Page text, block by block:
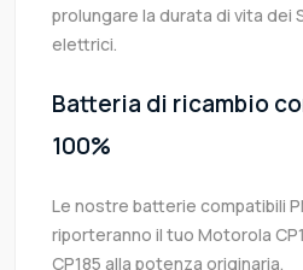
prolungare la durata di vita dei
elettrici.
Batteria di ricambio
100%
Le nostre batterie compatibili
riporteranno il tuo Motorola
CP185 alla potenza originaria.